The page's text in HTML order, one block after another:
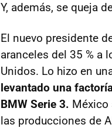
Y, además, se queja
El nuevo presidente
aranceles del 35 % a
Unidos. Lo hizo en
levantado una
BMW Serie 3. México
las producciones de